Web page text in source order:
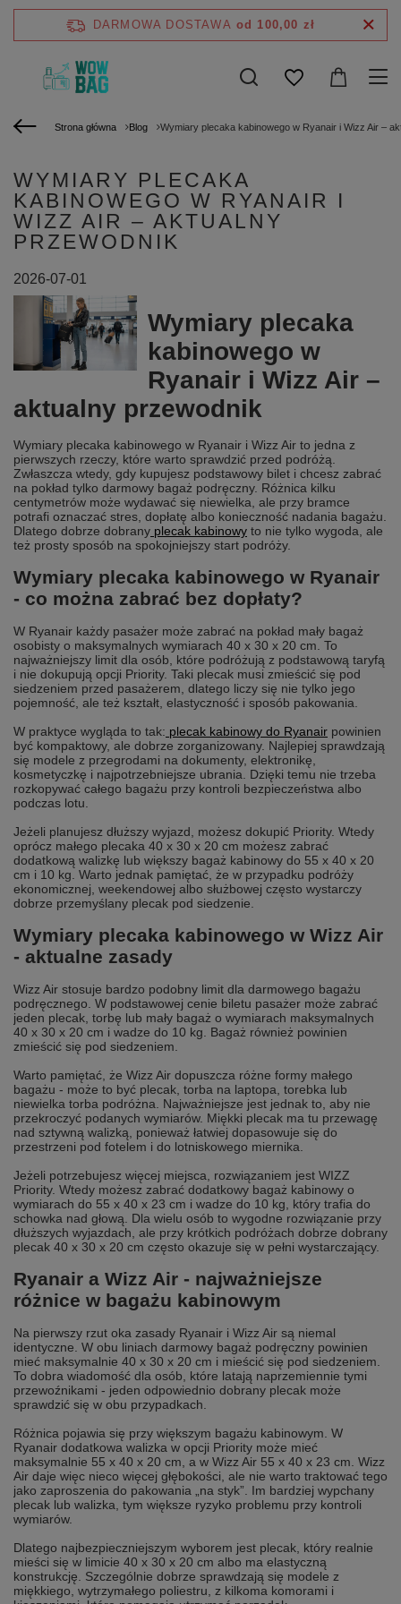
DARMOWA DOSTAWA od 100,00 zł
Strona główna Blog Wymiary plecaka kabinowego w Ryanair i Wizz Air –
WYMIARY PLECAKA
KABINOWEGO W RYANAIR I
WIZZ AIR – AKTUALNY
PRZEWODNIK
2026-07-01
Wymiary plecaka
kabinowego w
Ryanair i Wizz Air –
aktualny przewodnik
Wymiary plecaka kabinowego w Ryanair i Wizz Air to jedna z
pierwszych rzeczy, które warto sprawdzić przed podróżą.
Zwłaszcza wtedy, gdy kupujesz podstawowy bilet i chcesz zabrać
na pokład tylko darmowy bagaż podręczny. Różnica kilku
centymetrów może wydawać się niewielka, ale przy bramce
potrafi oznaczać stres, dopłatę albo konieczność nadania bagażu.
Dlatego dobrze dobrany plecak kabinowy to nie tylko wygoda, ale
też prosty sposób na spokojniejszy start podróży.
Wymiary plecaka kabinowego w Ryanair
- co można zabrać bez dopłaty?
W Ryanair każdy pasażer może zabrać na pokład mały bagaż
osobisty o maksymalnych wymiarach 40 x 30 x 20 cm. To
najważniejszy limit dla osób, które podróżują z podstawową taryfą
i nie dokupują opcji Priority. Taki plecak musi zmieścić się pod
siedzeniem przed pasażerem, dlatego liczy się nie tylko jego
pojemność, ale też kształt, elastyczność i sposób pakowania.
W praktyce wygląda to tak: plecak kabinowy do Ryanair powinien
być kompaktowy, ale dobrze zorganizowany. Najlepiej sprawdzają
się modele z przegrodami na dokumenty, elektronikę,
kosmetyczkę i najpotrzebniejsze ubrania. Dzięki temu nie trzeba
rozkopywać całego bagażu przy kontroli bezpieczeństwa albo
podczas lotu.
Jeżeli planujesz dłuższy wyjazd, możesz dokupić Priority. Wtedy
oprócz małego plecaka 40 x 30 x 20 cm możesz zabrać
dodatkową walizkę lub większy bagaż kabinowy do 55 x 40 x 20
cm i 10 kg. Warto jednak pamiętać, że w przypadku podróży
ekonomicznej, weekendowej albo służbowej często wystarczy
dobrze przemyślany plecak pod siedzenie.
Wymiary plecaka kabinowego w Wizz Air
- aktualne zasady
Wizz Air stosuje bardzo podobny limit dla darmowego bagażu
podręcznego. W podstawowej cenie biletu pasażer może zabrać
jeden plecak, torbę lub mały bagaż o wymiarach maksymalnych
40 x 30 x 20 cm i wadze do 10 kg. Bagaż również powinien
zmieścić się pod siedzeniem.
Warto pamiętać, że Wizz Air dopuszcza różne formy małego
bagażu - może to być plecak, torba na laptopa, torebka lub
niewielka torba podróżna. Najważniejsze jest jednak to, aby nie
przekroczyć podanych wymiarów. Miękki plecak ma tu przewagę
nad sztywną walizką, ponieważ łatwiej dopasowuje się do
przestrzeni pod fotelem i do lotniskowego miernika.
Jeżeli potrzebujesz więcej miejsca, rozwiązaniem jest WIZZ
Priority. Wtedy możesz zabrać dodatkowy bagaż kabinowy o
wymiarach do 55 x 40 x 23 cm i wadze do 10 kg, który trafia do
schowka nad głową. Dla wielu osób to wygodne rozwiązanie przy
dłuższych wyjazdach, ale przy krótkich podróżach dobrze dobrany
plecak 40 x 30 x 20 cm często okazuje się w pełni wystarczający.
Ryanair a Wizz Air - najważniejsze
różnice w bagażu kabinowym
Na pierwszy rzut oka zasady Ryanair i Wizz Air są niemal
identyczne. W obu liniach darmowy bagaż podręczny powinien
mieć maksymalnie 40 x 30 x 20 cm i mieścić się pod siedzeniem.
To dobra wiadomość dla osób, które latają naprzemiennie tymi
przewoźnikami - jeden odpowiednio dobrany plecak może
sprawdzić się w obu przypadkach.
Różnica pojawia się przy większym bagażu kabinowym. W
Ryanair dodatkowa walizka w opcji Priority może mieć
maksymalnie 55 x 40 x 20 cm, a w Wizz Air 55 x 40 x 23 cm. Wizz
Air daje więc nieco więcej głębokości, ale nie warto traktować tego
jako zaproszenia do pakowania „na styk”. Im bardziej wypchany
plecak lub walizka, tym większe ryzyko problemu przy kontroli
wymiarów.
Dlatego najbezpieczniejszym wyborem jest plecak, który realnie
mieści się w limicie 40 x 30 x 20 cm albo ma elastyczną
konstrukcję. Szczególnie dobrze sprawdzają się modele z
miękkiego, wytrzymałego poliestru, z kilkoma komorami i